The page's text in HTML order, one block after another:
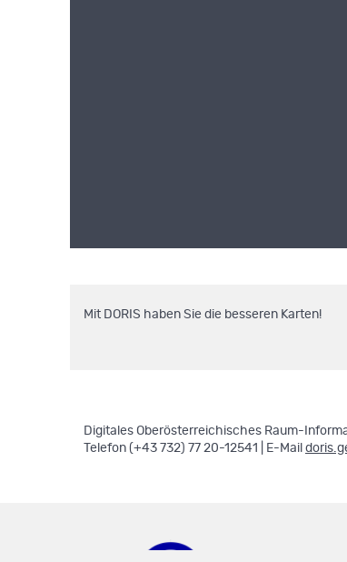
Mit DORIS haben Sie die besseren Karten!
Digitales Oberösterreichisches Raum-
Telefon (+43 732) 77 20-12541 | E-Mail